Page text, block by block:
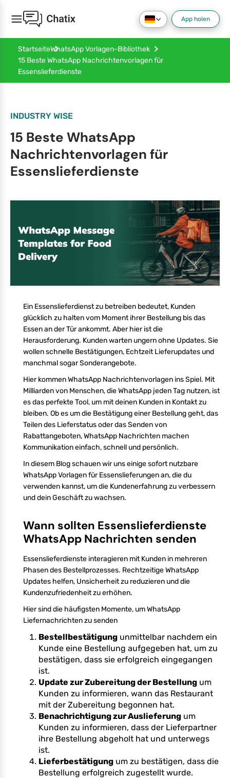
App holen
StartseiteWhatsApp Vorlagen-Bibliothek
15 Beste WhatsApp Nachrichtenvorlagen für
Essenslieferdienste
INDUSTRY WISE
15 Beste WhatsApp
Nachrichtenvorlagen für
Essenslieferdienste
Ein Essenslieferdienst zu betreiben bedeutet, Kunden
glücklich zu halten vom Moment ihrer Bestellung bis das
Essen an der Tür ankommt. Aber hier ist die
Herausforderung. Kunden warten ungern ohne Updates. Sie
wollen schnelle Bestätigungen, Echtzeit Lieferupdates und
manchmal sogar Sonderangebote.
Hier kommen WhatsApp Nachrichtenvorlagen ins Spiel. Mit
Milliarden von Menschen, die WhatsApp jeden Tag nutzen, ist
es das perfekte Tool, um mit deinen Kunden in Kontakt zu
bleiben. Ob es um die Bestätigung einer Bestellung geht, das
Teilen des Lieferstatus oder das Senden von
Rabattangeboten, WhatsApp Nachrichten machen
Kommunikation einfach, schnell und persönlich.
In diesem Blog schauen wir uns einige sofort nutzbare
WhatsApp Vorlagen für Essenslieferungen an, die du
verwenden kannst, um die Kundenerfahrung zu verbessern
und dein Geschäft zu wachsen.
Wann sollten Essenslieferdienste
WhatsApp Nachrichten senden
Essenslieferdienste interagieren mit Kunden in mehreren
Phasen des Bestellprozesses. Rechtzeitige WhatsApp
Updates helfen, Unsicherheit zu reduzieren und die
Kundenzufriedenheit zu erhöhen.
Hier sind die häufigsten Momente, um WhatsApp
Liefernachrichten zu senden
Bestellbestätigung unmittelbar nachdem ein
Kunde eine Bestellung aufgegeben hat, um zu
bestätigen, dass sie erfolgreich eingegangen
ist.
Update zur Zubereitung der Bestellung um
Kunden zu informieren, wann das Restaurant
mit der Zubereitung begonnen hat.
Benachrichtigung zur Auslieferung um
Kunden zu informieren, dass der Lieferpartner
ihre Bestellung abgeholt hat und unterwegs
ist.
Lieferbestätigung um zu bestätigen, dass die
Bestellung erfolgreich zugestellt wurde.